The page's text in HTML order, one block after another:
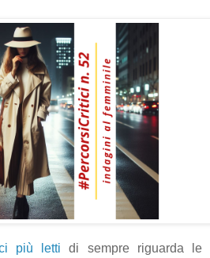
più letti di sempre riguarda le